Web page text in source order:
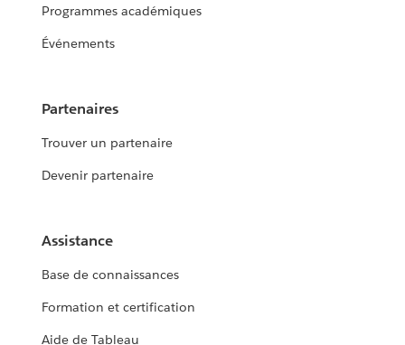
Programmes académiques
Événements
Partenaires
Trouver un partenaire
Devenir partenaire
Assistance
Base de connaissances
Formation et certification
Aide de Tableau